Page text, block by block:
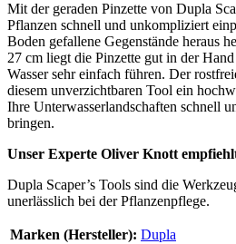
Mit der geraden Pinzette von Dupla
Pflanzen schnell und unkompliziert
Boden gefallene Gegenstände heraus
27 cm liegt die Pinzette gut in der
Wasser sehr einfach führen. Der
diesem unverzichtbaren Tool ein
Ihre Unterwasserlandschaften schnell
bringen.
Unser Experte Oliver Knott
Dupla Scaper’s Tools sind die
unerlässlich bei der Pflanzenpflege.
Marken (Hersteller): Dupla